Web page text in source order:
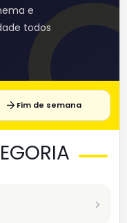
e
todos
Fim de semana